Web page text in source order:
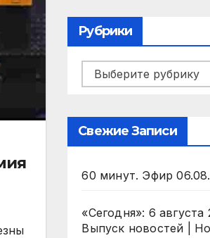
Рубрики
Рубрики
Свежие Записи
60 минут. Эфир
«Сегодня»: 6 августа
Выпуск новостей |